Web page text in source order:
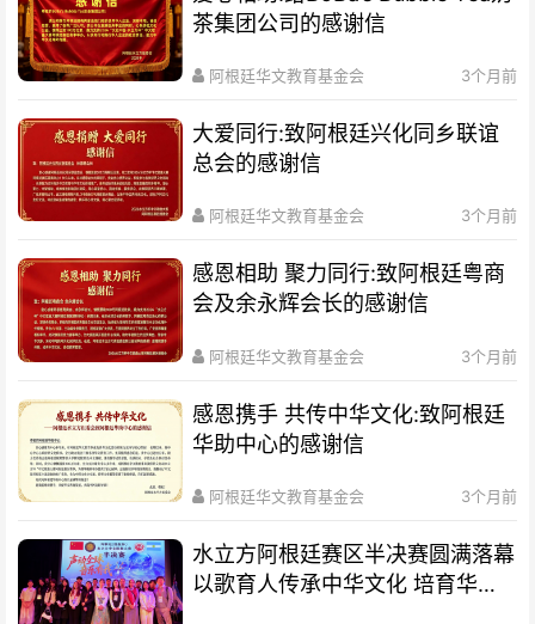
茶集团公司的感谢信
阿根廷华文教育基金会 3个月前
大爱同行:致阿根廷兴化同乡联谊
总会的感谢信
阿根廷华文教育基金会 3个月前
感恩相助 聚力同行:致阿根廷粤商
会及余永辉会长的感谢信
阿根廷华文教育基金会 3个月前
感恩携手 共传中华文化:致阿根廷
华助中心的感谢信
阿根廷华文教育基金会 3个月前
水立方阿根廷赛区半决赛圆满落幕
以歌育人传承中华文化 培育华裔